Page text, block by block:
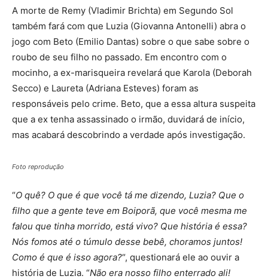
A morte de Remy (Vladimir Brichta) em Segundo Sol
também fará com que Luzia (Giovanna Antonelli) abra o
jogo com Beto (Emilio Dantas) sobre o que sabe sobre o
roubo de seu filho no passado. Em encontro com o
mocinho, a ex-marisqueira revelará que Karola (Deborah
Secco) e Laureta (Adriana Esteves) foram as
responsáveis pelo crime. Beto, que a essa altura suspeita
que a ex tenha assassinado o irmão, duvidará de início,
mas acabará descobrindo a verdade após investigação.
Foto reprodução
“O quê? O que é que você tá me dizendo, Luzia? Que o
filho que a gente teve em Boiporã, que você mesma me
falou que tinha morrido, está vivo? Que história é essa?
Nós fomos até o túmulo desse bebê, choramos juntos!
Como é que é isso agora?“, questionará ele ao ouvir a
história de Luzia. “Não era nosso filho enterrado ali!